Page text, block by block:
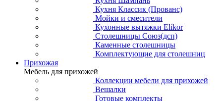
Кухня Классик (Прованс)
Мойки и смесители
Кухонные вытяжки Elikor
Столешницы Союз(дсп)
Каменные столешницы
Комплектующие для столешниц
Прихожая
Мебель для прихожей
Коллекции мебели для прихожей
Вешалки
Готовые комплекты